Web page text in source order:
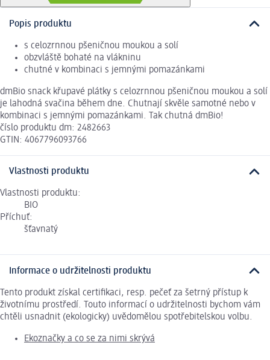
Popis produktu
s celozrnnou pšeničnou moukou a solí
obzvláště bohaté na vlákninu
chutné v kombinaci s jemnými pomazánkami
dmBio snack křupavé plátky s celozrnnou pšeničnou moukou a solí
je lahodná svačina během dne. Chutnají skvěle samotné nebo v
kombinaci s jemnými pomazánkami. Tak chutná dmBio!
číslo produktu dm: 2482663
GTIN: 4067796093766
Vlastnosti produktu
Vlastnosti produktu:
BIO
Příchuť:
šťavnatý
Informace o udržitelnosti produktu
Tento produkt získal certifikaci, resp. pečeť za šetrný přístup k
životnímu prostředí. Touto informací o udržitelnosti bychom vám
chtěli usnadnit (ekologicky) uvědomělou spotřebitelskou volbu.
Ekoznačky a co se za nimi skrývá